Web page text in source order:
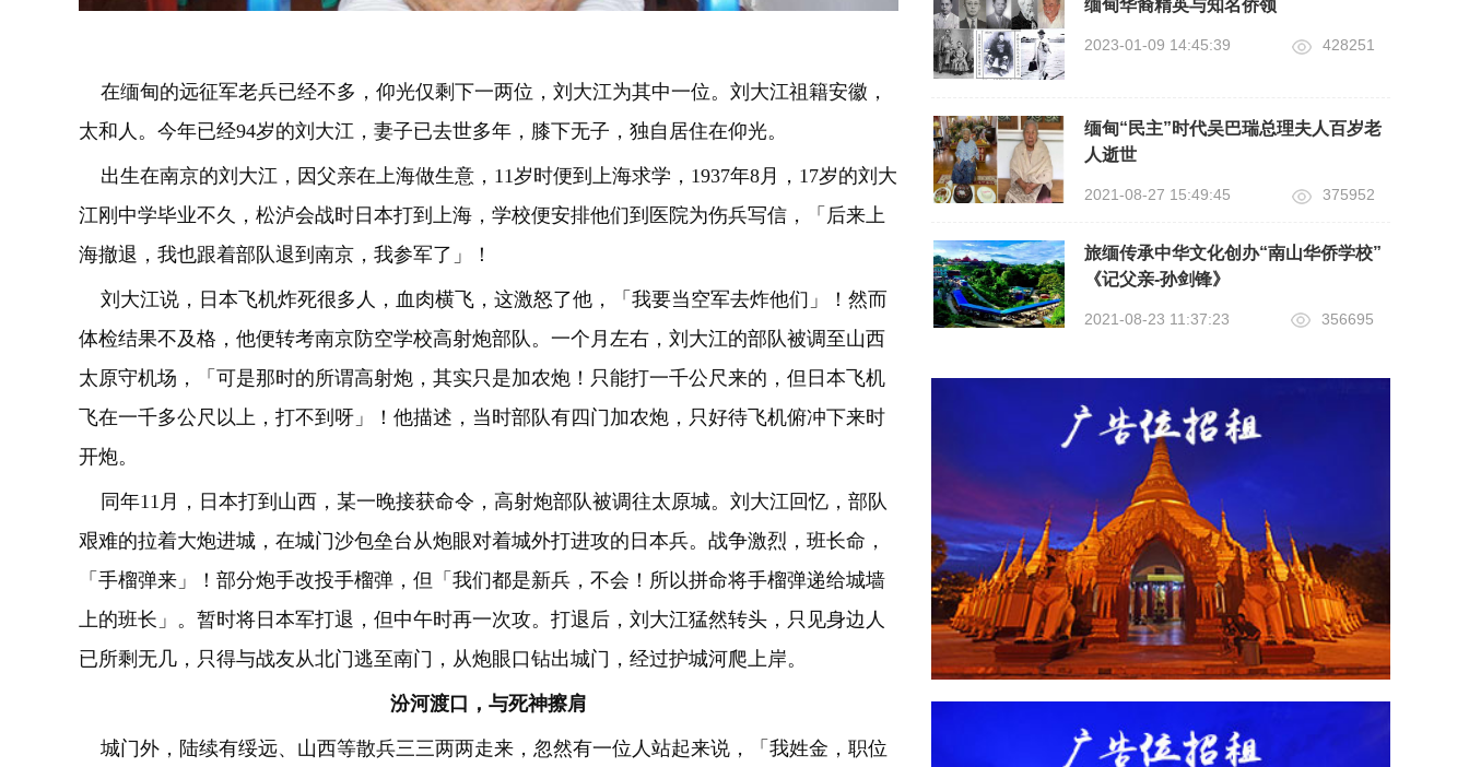
在缅甸的远征军老兵已经不多，仰光仅剩下一两位，刘大江为其中一位。刘大江祖籍安徽，
太和人。今年已经94岁的刘大江，妻子已去世多年，膝下无子，独自居住在仰光。
出生在南京的刘大江，因父亲在上海做生意，11岁时便到上海求学，1937年8月，17岁的刘大
江刚中学毕业不久，松泸会战时日本打到上海，学校便安排他们到医院为伤兵写信，「后来上
海撤退，我也跟着部队退到南京，我参军了」！
刘大江说，日本飞机炸死很多人，血肉横飞，这激怒了他，「我要当空军去炸他们」！然而
体检结果不及格，他便转考南京防空学校高射炮部队。一个月左右，刘大江的部队被调至山西
太原守机场，「可是那时的所谓高射炮，其实只是加农炮！只能打一千公尺来的，但日本飞机
飞在一千多公尺以上，打不到呀」！他描述，当时部队有四门加农炮，只好待飞机俯冲下来时
开炮。
同年11月，日本打到山西，某一晚接获命令，高射炮部队被调往太原城。刘大江回忆，部队
艰难的拉着大炮进城，在城门沙包垒台从炮眼对着城外打进攻的日本兵。战争激烈，班长命，
「手榴弹来」！部分炮手改投手榴弹，但「我们都是新兵，不会！所以拼命将手榴弹递给城墙
上的班长」。暂时将日本军打退，但中午时再一次攻。打退后，刘大江猛然转头，只见身边人
已所剩无几，只得与战友从北门逃至南门，从炮眼口钻出城门，经过护城河爬上岸。
汾河渡口，与死神擦肩
城门外，陆续有绥远、山西等散兵三三两两走来，忽然有一位人站起来说，「我姓金，职位
缅甸华裔精英与知名侨领
2023-01-09 14:45:39 428251
缅甸“民主”时代吴巴瑞总理夫人百岁老
人逝世
2021-08-27 15:49:45 375952
旅缅传承中华文化创办“南山华侨学校”
《记父亲-孙剑锋》
2021-08-23 11:37:23 356695